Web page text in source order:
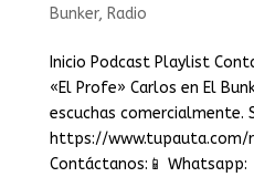
Bunker, Radio
Inicio Podcast Playlist
«El Profe» Carlos en El
escuchas comercialmente.
https://www.tupauta.com/
Contáctanos:📱 Whatsapp: